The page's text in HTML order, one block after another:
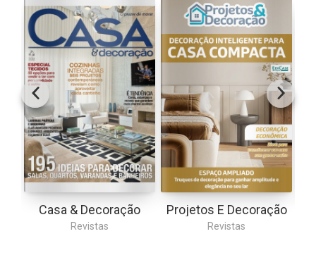
Casa & Decoração
Revistas
Projetos E Decoração
Revistas